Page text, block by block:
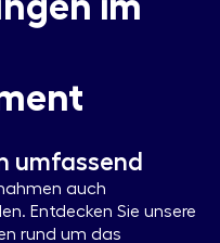
umfassend
auch
Entdecken Sie unsere
rund um das